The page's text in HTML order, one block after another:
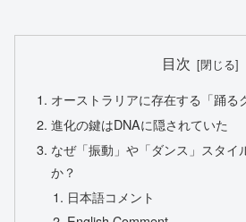
目次
オーストラリアに存在する「踊る
進化の鍵はDNAに隠されていた
なぜ「振動」や「ダンス」スタイ
か？
日本語コメント